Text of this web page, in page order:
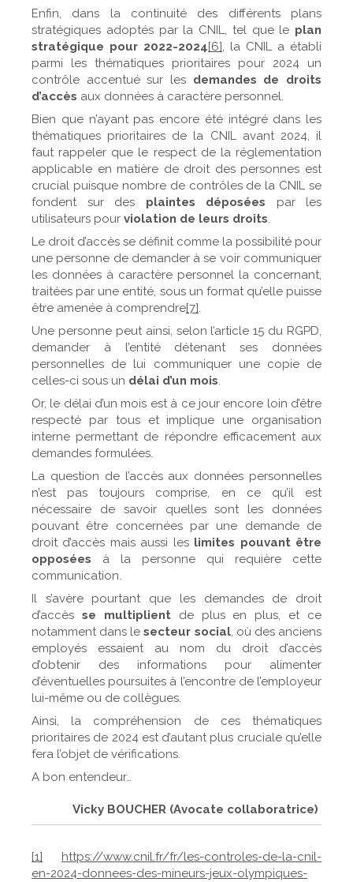
Enfin, dans la continuité des différents plans
stratégiques adoptés par la CNIL, tel que le plan
stratégique pour 2022-2024[6], la CNIL a établi
parmi les thématiques prioritaires pour 2024 un
contrôle accentué sur les demandes de droits
d’accès aux données à caractère personnel.
Bien que n’ayant pas encore été intégré dans les
thématiques prioritaires de la CNIL avant 2024, il
faut rappeler que le respect de la réglementation
applicable en matière de droit des personnes est
crucial puisque nombre de contrôles de la CNIL se
fondent sur des plaintes déposées par les
utilisateurs pour violation de leurs droits.
Le droit d’accès se définit comme la possibilité pour
une personne de demander à se voir communiquer
les données à caractère personnel la concernant,
traitées par une entité, sous un format qu’elle puisse
être amenée à comprendre[7].
Une personne peut ainsi, selon l’article 15 du RGPD,
demander à l’entité détenant ses données
personnelles de lui communiquer une copie de
celles-ci sous un délai d’un mois.
Or, le délai d’un mois est à ce jour encore loin d’être
respecté par tous et implique une organisation
interne permettant de répondre efficacement aux
demandes formulées.
La question de l’accès aux données personnelles
n’est pas toujours comprise, en ce qu’il est
nécessaire de savoir quelles sont les données
pouvant être concernées par une demande de
droit d’accès mais aussi les limites pouvant être
opposées à la personne qui requière cette
communication.
Il s’avère pourtant que les demandes de droit
d’accès se multiplientde plus en plus, et ce
notamment dans lesecteur social, où des anciens
employés essaient au nom du droit d’accès
d’obtenir des informations pour alimenter
d’éventuelles poursuites à l’encontre de l’employeur
lui-même ou de collègues.
Ainsi, la compréhension de ces thématiques
prioritaires de 2024 est d’autant plus cruciale qu’elle
fera l’objet de vérifications.
A bon entendeur…
Vicky BOUCHER (Avocate collaboratrice)
[1]
https://www.cnil.fr/fr/les-controles-de-la-cnil-
en-2024-donnees-des-mineurs-jeux-olympiques-